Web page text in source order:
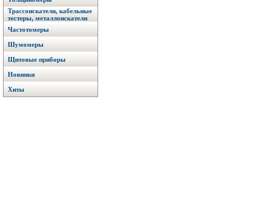
Трассоискатели, кабельные
тестеры, металлоискатели
Частотомеры
Шумомеры
Щитовые приборы
Новинки
Хиты